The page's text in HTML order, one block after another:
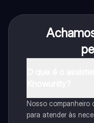
Nosso companheiro
para atender às